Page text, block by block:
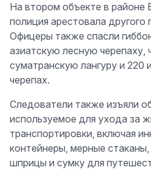
На втором объекте в районе
полиция арестовала
Офицеры также спасли
азиатскую лесную черепаху,
суматранскую лангуру и 220
черепах.
Следователи также изъяли
используемое для ухода за
транспортировки, включая
контейнеры, мерные
шприцы и сумку для